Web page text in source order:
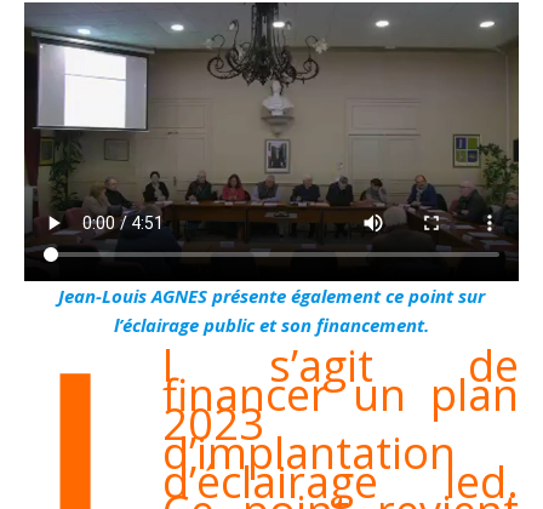
Jean-Louis AGNES présente également ce point sur
l’éclairage public et son financement.
l s’agit de
financer un plan
2023
d’implantation
d’éclairage led.